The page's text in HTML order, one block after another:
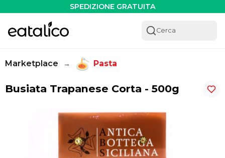
SPEDIZIONE GRATUITA
Cerca
Marketplace → Pasta
Busiata Trapanese Corta - 500g
Busiata Trapanese Corta - 500g - Eatalico.it